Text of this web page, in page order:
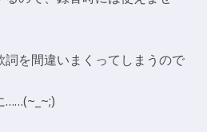
を間違いまくってしまうので
……(~_~;)